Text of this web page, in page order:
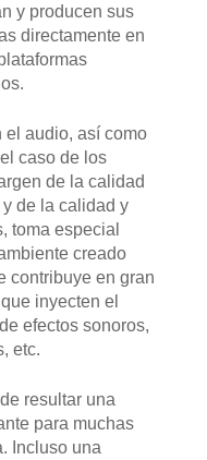
y producen sus
directamente en
el audio, así como
caso de los
de la calidad
de la calidad y
toma especial
creado
contribuye en gran
inyecten el
efectos sonoros,
etc.
resultar una
para muchas
Incluso una